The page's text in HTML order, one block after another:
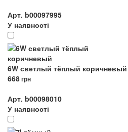
Арт. b00097995
У наявності
6W светлый тёплый коричневый
668грн
Арт. b00098010
У наявності